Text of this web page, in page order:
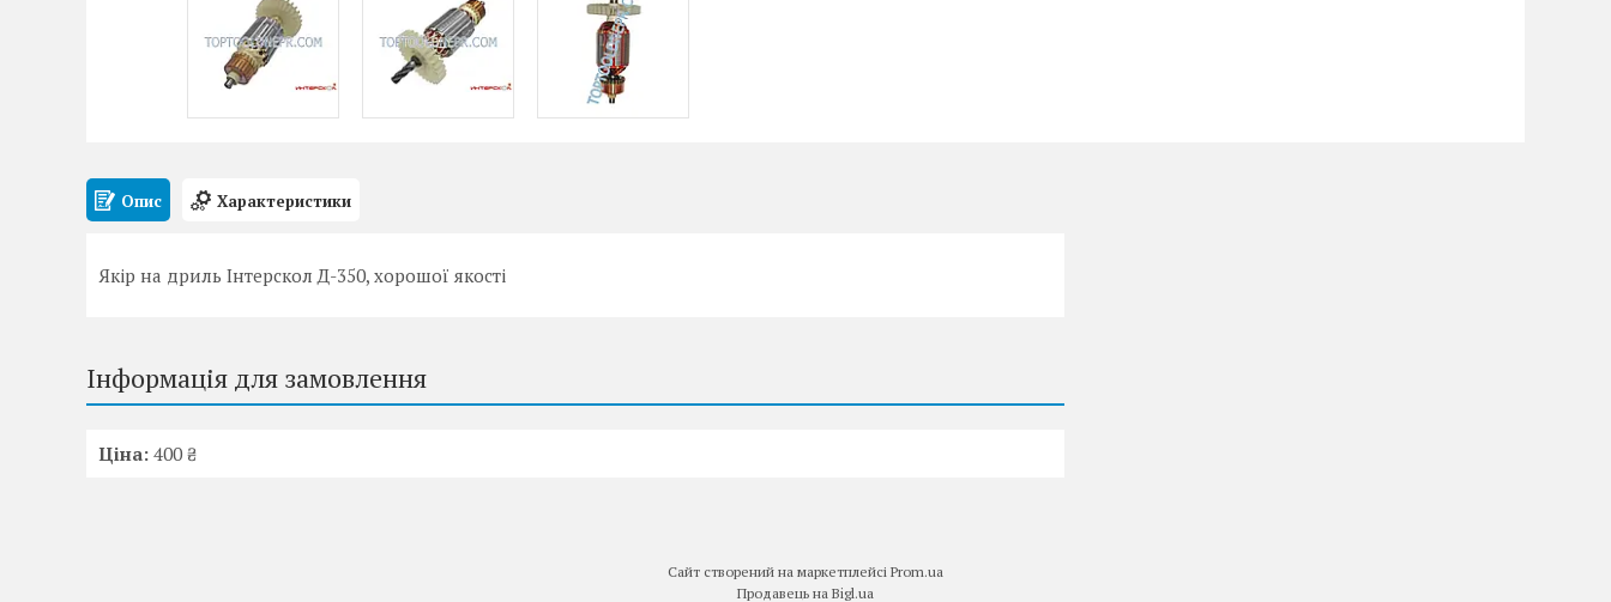
Опис Характеристики
Якір на дриль Інтерскол Д-350, хорошої якості
Інформація для замовлення
Ціна: 400 ₴
Сайт створений на маркетплейсі Prom.ua
Продавець на Bigl.ua